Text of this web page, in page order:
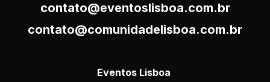
contato@eventoslisboa.com.br
contato@comunidadelisboa.com.br
Eventos Lisboa